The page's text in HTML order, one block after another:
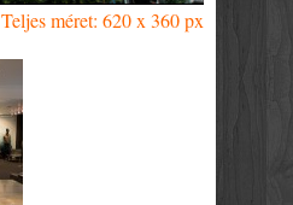
Teljes méret: 620 x 360 px